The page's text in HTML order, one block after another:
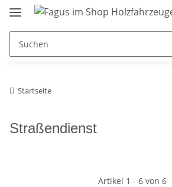
Startseite
Straßendienst
Artikel 1 - 6 von 6